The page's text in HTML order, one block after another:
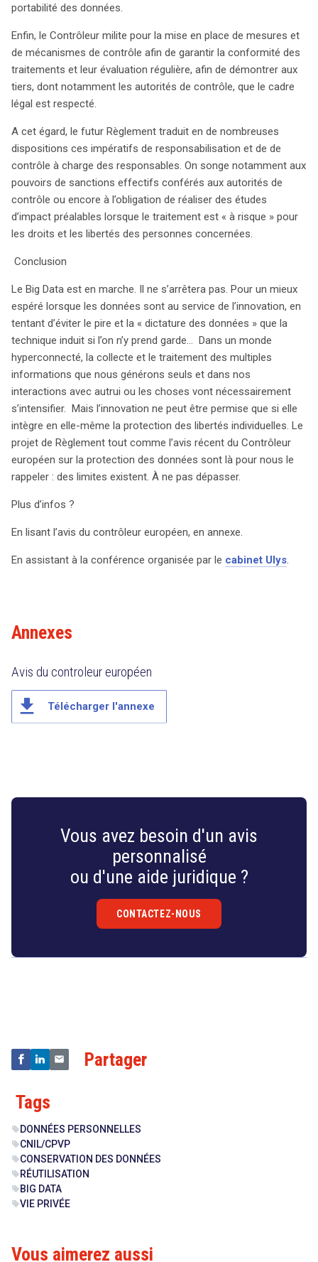
portabilité des données.
Enfin, le Contrôleur milite pour la mise en place de mesures et
de mécanismes de contrôle afin de garantir la conformité des
traitements et leur évaluation régulière, afin de démontrer aux
tiers, dont notamment les autorités de contrôle, que le cadre
légal est respecté.
A cet égard, le futur Règlement traduit en de nombreuses
dispositions ces impératifs de responsabilisation et de de
contrôle à charge des responsables. On songe notamment aux
pouvoirs de sanctions effectifs conférés aux autorités de
contrôle ou encore à l’obligation de réaliser des études
d’impact préalables lorsque le traitement est « à risque » pour
les droits et les libertés des personnes concernées.
Conclusion
Le Big Data est en marche. Il ne s’arrêtera pas. Pour un mieux
espéré lorsque les données sont au service de l’innovation, en
tentant d’éviter le pire et la « dictature des données » que la
technique induit si l’on n’y prend garde… Dans un monde
hyperconnecté, la collecte et le traitement des multiples
informations que nous générons seuls et dans nos
interactions avec autrui ou les choses vont nécessairement
s’intensifier. Mais l’innovation ne peut être permise que si elle
intègre en elle-même la protection des libertés individuelles. Le
projet de Règlement tout comme l’avis récent du Contrôleur
européen sur la protection des données sont là pour nous le
rappeler : des limites existent. À ne pas dépasser.
Plus d’infos ?
En lisant l’avis du contrôleur européen, en annexe.
En assistant à la conférence organisée par le cabinet Ulys.
Annexes
Avis du controleur européen
file_download Télécharger l'annexe
Vous avez besoin d'un avis
personnalisé
ou d'une aide juridique ?
CONTACTEZ-NOUS
Partager
Tags
sell DONNÉES PERSONNELLES
sellCNIL/CPVP
sellCONSERVATION DES DONNÉES
sell RÉUTILISATION
sell BIG DATA
sellVIE PRIVÉE
Vous aimerez aussi